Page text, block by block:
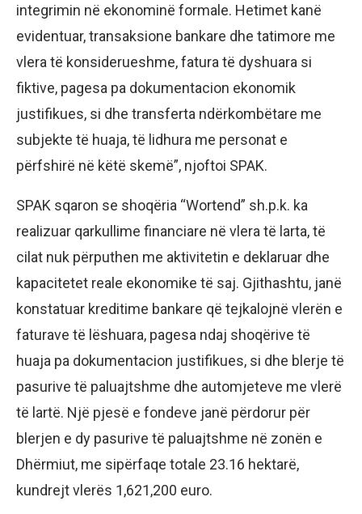
integrimin në ekonominë formale. Hetimet kanë
evidentuar, transaksione bankare dhe tatimore me
vlera të konsiderueshme, fatura të dyshuara si
fiktive, pagesa pa dokumentacion ekonomik
justifikues, si dhe transferta ndërkombëtare me
subjekte të huaja, të lidhura me personat e
përfshirë në këtë skemë”, njoftoi SPAK.
SPAK sqaron se shoqëria “Wortend” sh.p.k. ka
realizuar qarkullime financiare në vlera të larta, të
cilat nuk përputhen me aktivitetin e deklaruar dhe
kapacitetet reale ekonomike të saj. Gjithashtu, janë
konstatuar kreditime bankare që tejkalojnë vlerën e
faturave të lëshuara, pagesa ndaj shoqërive të
huaja pa dokumentacion justifikues, si dhe blerje të
pasurive të paluajtshme dhe automjeteve me vlerë
të lartë. Një pjesë e fondeve janë përdorur për
blerjen e dy pasurive të paluajtshme në zonën e
Dhërmiut, me sipërfaqe totale 23.16 hektarë,
kundrejt vlerës 1,621,200 euro.